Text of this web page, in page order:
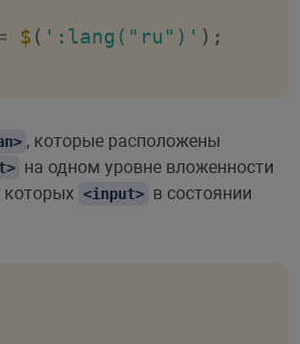
$ ( ':lang("ru")' ) ;
, которые расположены
на одном уровне вложенности
которых <input> в состоянии